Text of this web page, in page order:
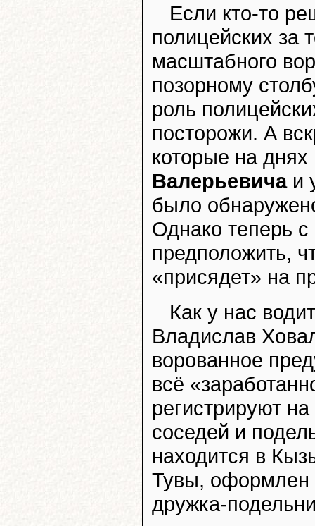
Если кто-то
полицейских за
масштабного
позорному
роль
посторожи. А
которые на
Валерьевичаи
было
Однако теперь
предположить,
«присядет» на
Как у нас
Владислав
ворованное
всё
регистрируют
соседей и
находится в
Тувы,
дружка-